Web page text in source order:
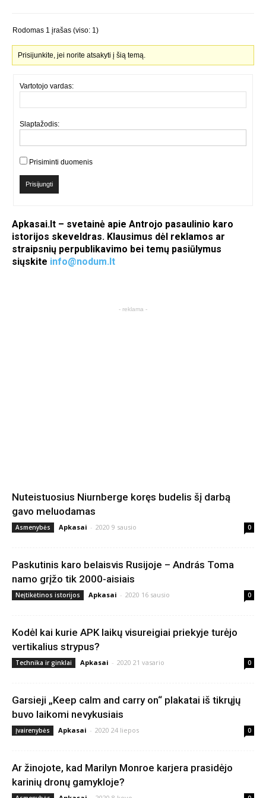
Rodomas 1 įrašas (viso: 1)
Prisijunkite, jei norite atsakyti į šią temą.
Vartotojo vardas:
Slaptažodis:
Prisiminti duomenis
Prisijungti
Apkasai.lt – svetainė apie Antrojo pasaulinio karo
istorijos skeveldras. Klausimus dėl reklamos ar
straipsnių perpublikavimo bei temų pasiūlymus
siųskite info@nodum.lt
- reklama -
Nuteistuosius Niurnberge koręs budelis šį darbą
gavo meluodamas
Asmenybės Apkasai - 2020 9 sausio 0
Paskutinis karo belaisvis Rusijoje – András Toma
namo grįžo tik 2000-aisiais
Neįtikėtinos istorijos Apkasai - 2020 16 sausio 0
Kodėl kai kurie APK laikų visureigiai priekyje turėjo
vertikalius strypus?
Technika ir ginklai Apkasai - 2020 21 vasario 0
Garsieji „Keep calm and carry on“ plakatai iš tikrųjų
buvo laikomi nevykusiais
Įvairenybės Apkasai - 2020 24 liepos 0
Ar žinojote, kad Marilyn Monroe karjera prasidėjo
karinių dronų gamykloje?